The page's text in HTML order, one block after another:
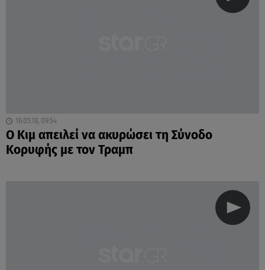
16.05.18, 09:54
Ο Κιμ απειλεί να ακυρώσει τη Σύνοδο
Κορυφής με τον Τραμπ